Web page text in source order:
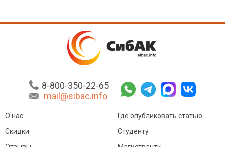
8-800-350-22-65
mail@sibac.info
О нас
Скидки
Где опубликовать статью
Студенту